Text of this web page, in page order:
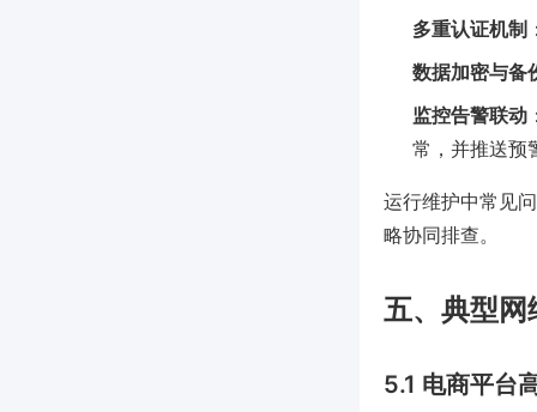
多重认证机制
数据加密与备
监控告警联动
常，并推送预
运行维护中常见
略协同排查。
五、典型网
5.1 电商平台